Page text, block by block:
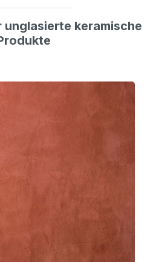
unglasierte keramische